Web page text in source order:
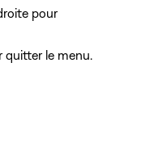
pour
le menu.